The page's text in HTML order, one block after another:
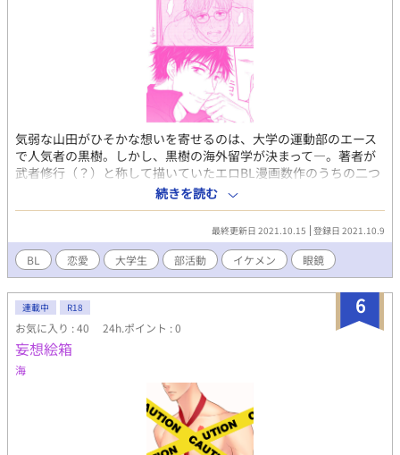
気弱な山田がひそかな想いを寄せるのは、大学の運動部のエース
で人気者の黒樹。しかし、黒樹の海外留学が決まって―。著者が
武者修行（？）と称して描いていたエロBL漫画数作のうちの二つ
めです。こちらもかなり前の作品ですが、もし需要があれば同じ
キャラで続きも描いてみたいです。（あと、実はこれは先に投稿
したオムニバスの中の部活の話と繋がってたりもします…ので気
になったら読み返してみて下さい） ※注：途中まではちょっと一
方的っぽい？けど、最終的には双方合意という認識です
続きを読む
最終更新日 2021.10.15 登録日 2021.10.9
BL 恋愛 大学生 部活動 イケメン 眼鏡
6
連載中 R18
お気に入り : 40 24h.ポイント : 0
妄想絵箱
海